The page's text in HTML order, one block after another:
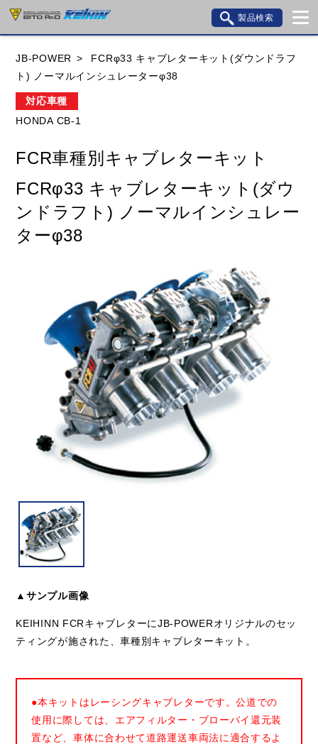
製品検索
車種検索
アイテム検索
HONDA
KAWASAKI BMW DUCATI GILERA
HUSQVANA KTM MOTO GUZZI
TRIUMPH
閉じる
JB-POWER
FCRφ33 キャブレターキット(ダウンドラフ
ト) ノーマルインシュレーターφ38
対応車種
HONDA CB-1
FCR車種別キャブレターキット
FCRφ33 キャブレターキット(ダウ
ンドラフト) ノーマルインシュレー
ターφ38
▲サンプル画像
KEIHINN FCRキャブレターにJB-POWERオリジナルのセッ
ティングが施された、車種別キャブレターキット。
●本キットはレーシングキャブレターです。公道での
使用に際しては、エアフィルター・ブローバイ還元装
置など、車体に合わせて道路運送車両法に適合するよ